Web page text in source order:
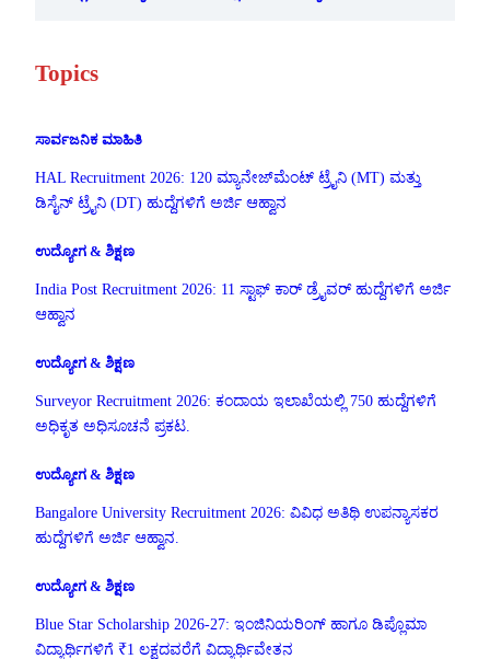
Topics
ಸಾರ್ವಜನಿಕ ಮಾಹಿತಿ
HAL Recruitment 2026: 120 ಮ್ಯಾನೇಜ್‌ಮೆಂಟ್ ಟ್ರೈನಿ (MT) ಮತ್ತು
ಡಿಸೈನ್ ಟ್ರೈನಿ (DT) ಹುದ್ದೆಗಳಿಗೆ ಅರ್ಜಿ ಆಹ್ವಾನ
ಉದ್ಯೋಗ & ಶಿಕ್ಷಣ
India Post Recruitment 2026: 11 ಸ್ಟಾಫ್ ಕಾರ್ ಡ್ರೈವರ್ ಹುದ್ದೆಗಳಿಗೆ ಅರ್ಜಿ
ಆಹ್ವಾನ
ಉದ್ಯೋಗ & ಶಿಕ್ಷಣ
Surveyor Recruitment 2026: ಕಂದಾಯ ಇಲಾಖೆಯಲ್ಲಿ 750 ಹುದ್ದೆಗಳಿಗೆ
ಅಧಿಕೃತ ಅಧಿಸೂಚನೆ ಪ್ರಕಟ.
ಉದ್ಯೋಗ & ಶಿಕ್ಷಣ
Bangalore University Recruitment 2026: ವಿವಿಧ ಅತಿಥಿ ಉಪನ್ಯಾಸಕರ
ಹುದ್ದೆಗಳಿಗೆ ಅರ್ಜಿ ಆಹ್ವಾನ.
ಉದ್ಯೋಗ & ಶಿಕ್ಷಣ
Blue Star Scholarship 2026-27: ಇಂಜಿನಿಯರಿಂಗ್ ಹಾಗೂ ಡಿಪ್ಲೊಮಾ
ವಿದ್ಯಾರ್ಥಿಗಳಿಗೆ ₹1 ಲಕ್ಷದವರೆಗೆ ವಿದ್ಯಾರ್ಥಿವೇತನ